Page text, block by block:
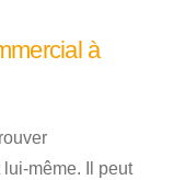
à
même. Il peut